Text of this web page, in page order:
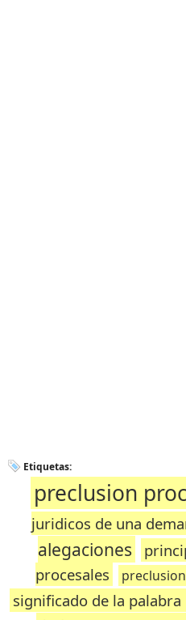
Etiquetas:
preclusion
juridicos de una
alegaciones
procesales
significado de la